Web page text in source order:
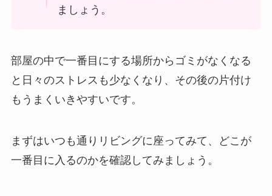
ましょう。
部屋の中で一番目にする場所からゴミがなくなる
と日々のストレスも少なくなり、その後の片付け
もうまくいきやすいです。
まずはいつも通りリビングに座ってみて、どこが
一番目に入るのかを確認してみましょう。